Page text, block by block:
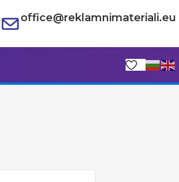
office@reklamnimateriali.eu